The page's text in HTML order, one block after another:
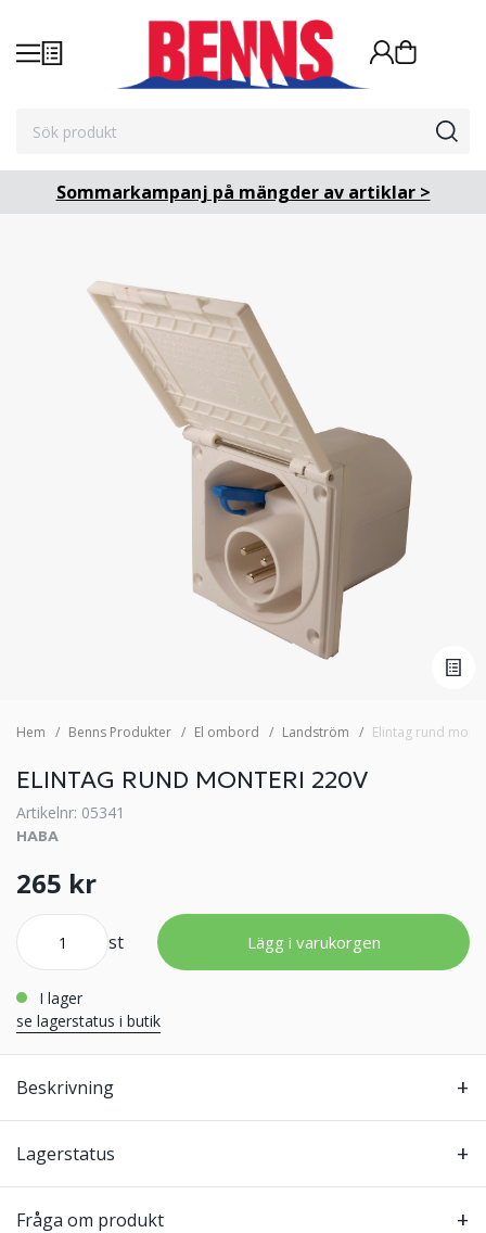
Sommarkampanj på mängder av artiklar >
Hem Benns Produkter El ombord Landström Elintag rund
ELINTAG RUND MONTERI 220V
Artikelnr: 05341
HABA
265 kr
st Lägg i varukorgen
i lager
se lagerstatus i butik
Beskrivning
Lagerstatus
Fråga om produkt